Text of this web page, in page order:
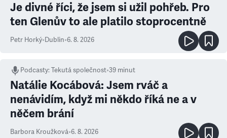
Je divné říci, že jsem si užil pohřeb. Pro
ten Glenův to ale platilo stoprocentně
Petr Horký•Dublin•6. 8. 2026
Podcasty:Tekutá společnost•39 minut
Natálie Kocábová: Jsem rváč a
nenávidím, když mi někdo říká ne a v
něčem brání
Barbora Kroužková•6. 8. 2026